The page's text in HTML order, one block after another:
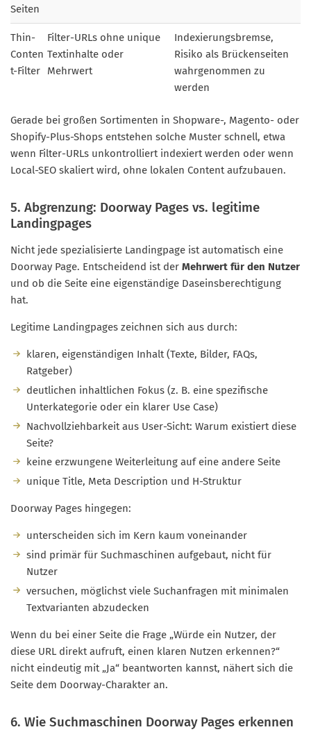
Seiten
Thin-
Conten
t-Filter
Filter-URLs ohne unique
Textinhalte oder
Mehrwert
Indexierungsbremse,
Risiko als Brückenseiten
wahrgenommen zu
werden
Gerade bei großen Sortimenten in Shopware-, Magento- oder
Shopify-Plus-Shops entstehen solche Muster schnell, etwa
wenn Filter-URLs unkontrolliert indexiert werden oder wenn
Local-SEO skaliert wird, ohne lokalen Content aufzubauen.
5. Abgrenzung: Doorway Pages vs. legitime
Landingpages
Nicht jede spezialisierte Landingpage ist automatisch eine
Doorway Page. Entscheidend ist der Mehrwert für den Nutzer
und ob die Seite eine eigenständige Daseinsberechtigung
hat.
Legitime Landingpages zeichnen sich aus durch:
klaren, eigenständigen Inhalt (Texte, Bilder, FAQs,
Ratgeber)
deutlichen inhaltlichen Fokus (z. B. eine spezifische
Unterkategorie oder ein klarer Use Case)
Nachvollziehbarkeit aus User-Sicht: Warum existiert diese
Seite?
keine erzwungene Weiterleitung auf eine andere Seite
unique Title, Meta Description und H-Struktur
Doorway Pages hingegen:
unterscheiden sich im Kern kaum voneinander
sind primär für Suchmaschinen aufgebaut, nicht für
Nutzer
versuchen, möglichst viele Suchanfragen mit minimalen
Textvarianten abzudecken
Wenn du bei einer Seite die Frage „Würde ein Nutzer, der
diese URL direkt aufruft, einen klaren Nutzen erkennen?“
nicht eindeutig mit „Ja“ beantworten kannst, nähert sich die
Seite dem Doorway-Charakter an.
6. Wie Suchmaschinen Doorway Pages erkennen